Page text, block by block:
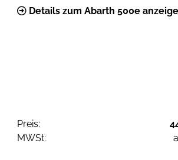
Details zum Abarth 500e
Preis:
MWSt: